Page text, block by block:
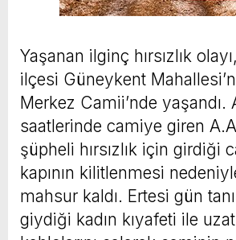
Yaşanan ilginç hırsızlık
ilçesi Güneykent
Merkez Camii’nde yaşandı.
saatlerinde camiye giren
şüpheli hırsızlık için girdiği
kapının kilitlenmesi
mahsur kaldı. Ertesi gün
giydiği kadın kıyafeti ile